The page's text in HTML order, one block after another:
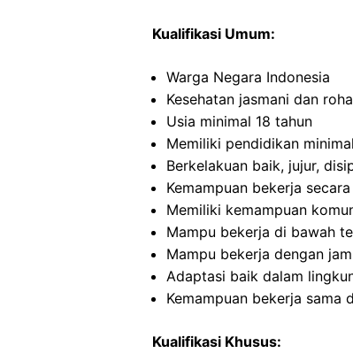
Kualifikasi Umum:
Warga Negara Indonesia
Kesehatan jasmani dan
Usia minimal 18 tahun
Memiliki pendidikan
Berkelakuan baik, jujur,
Kemampuan bekerja
Memiliki kemampuan
Mampu bekerja di bawah
Mampu bekerja dengan
Adaptasi baik dalam
Kemampuan bekerja
Kualifikasi Khusus: